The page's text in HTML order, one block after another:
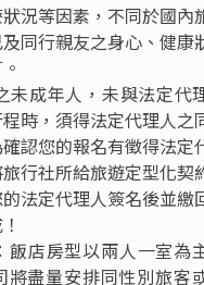
否
否
保額限制:70歲(含)以
每一意外事故限制投保
元意外醫療費用3萬元。)